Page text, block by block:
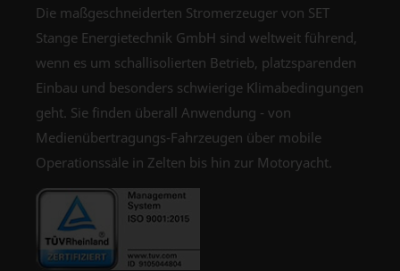
Die maßgeschneiderten Stromerzeuger von SET
Stange Energietechnik GmbH sind weltweit führend,
wenn es um schallisolierten Betrieb, platzsparenden
Einbau und besonders schwierige Klimabedingungen
geht. Sie finden überall Anwendung - von
Medienübertragungs-Fahrzeugen über mobile
Operationssäle in Zelten bis hin zur Motoryacht.